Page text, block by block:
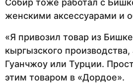
женскими аксессуарами и
«Я привозил товар из
кыргызского
Гуанчжоу или Турции.
этим товаром в «Дордое».